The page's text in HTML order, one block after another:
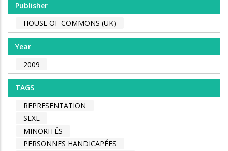
Publisher
HOUSE OF COMMONS (UK)
Year
2009
TAGS
REPRESENTATION
SEXE
MINORITÉS
PERSONNES HANDICAPÉES